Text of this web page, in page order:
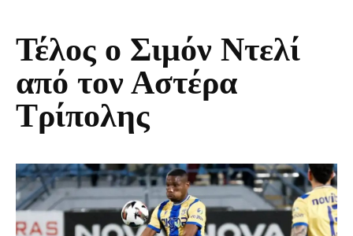
Τέλος ο Σιμόν Ντελί
από τον Αστέρα
Τρίπολης